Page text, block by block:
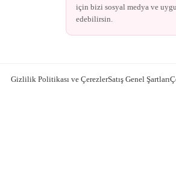
için bizi sosyal medya ve
edebilirsin.
Gizlilik Politikası ve ÇerezlerSatış Genel Şartları